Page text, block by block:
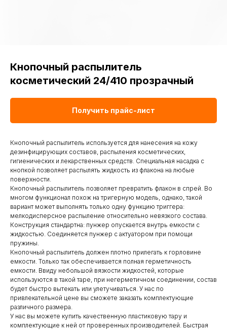
Кнопочный распылитель
косметический 24/410 прозрачный
Получить прайс-лист
Кнопочный распылитель используется для нанесения на кожу
дезинфицирующих составов, распыления косметических,
гигиенических и лекарственных средств. Специальная насадка с
кнопкой позволяет распылять жидкость из флакона на любые
поверхности.
Кнопочный распылитель позволяет превратить флакон в спрей. Во
многом функционал похож на тригерную модель, однако, такой
вариант может выполнять только одну функцию триггера:
мелкодисперсное распыление относительно невязкого состава.
Конструкция стандартна: пунжер опускается внутрь емкости с
жидкостью. Соединяется пунжер с актуатором при помощи
пружины.
Кнопочный распылитель должен плотно прилегать к горловине
емкости. Только так обеспечивается полная герметичность
емкости. Ввиду небольшой вязкости жидкостей, которые
используются в такой таре, при негерметичном соединении, состав
будет быстро вытекать или улетучиваться. У нас по
привлекательной цене вы сможете заказать комплектующие
различного размера.
У нас вы можете купить качественную пластиковую тару и
комплектующие к ней от проверенных производителей. Быстрая